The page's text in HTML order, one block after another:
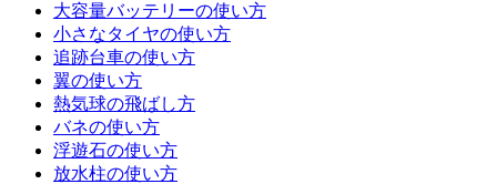
大容量バッテリーの使い方
小さなタイヤの使い方
追跡台車の使い方
翼の使い方
熱気球の飛ばし方
バネの使い方
浮遊石の使い方
放水柱の使い方